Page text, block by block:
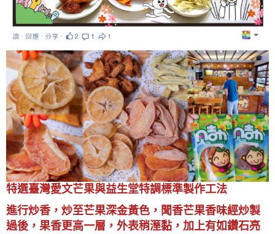
特選臺灣愛文芒果與益生堂特調標準製作工法
進行炒香，炒至芒果深金黃色，聞香芒果香味經炒製
過後，果香更高一層，外表稍溼黏，加上有如鑽石亮